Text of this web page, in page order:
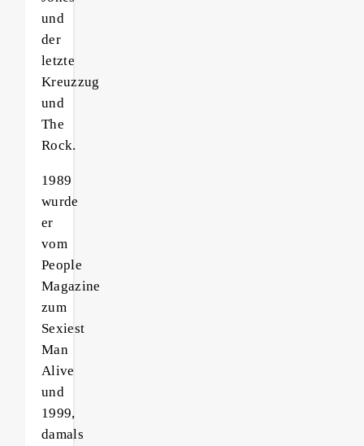
und
der
letzte
Kreuzzug
und
The
Rock.
1989
wurde
er
vom
People
Magazine
zum
Sexiest
Man
Alive
und
1999,
damals